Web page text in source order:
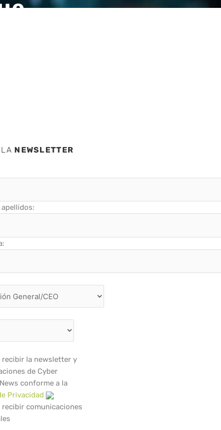
NEWSLETTER
recibir la newsletter y
de Cyber
conforme a la
Privacidad
recibir comunicaciones